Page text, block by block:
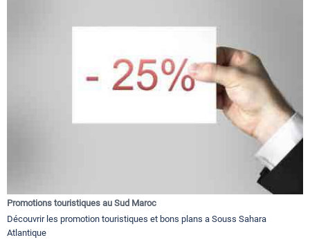
Promotions touristiques au Sud Maroc
Découvrir les promotion touristiques et bons plans a Souss Sahara
Atlantique